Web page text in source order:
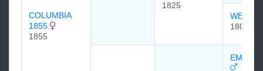
COLUMBIA
1855
1855
1825
WEB
1808